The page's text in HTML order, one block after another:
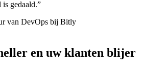
gedaald.”
van DevOps bij Bitly
en uw klanten blijer